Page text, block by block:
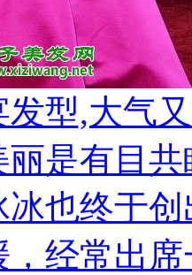
型,大气
是有目
也终于
，经常出